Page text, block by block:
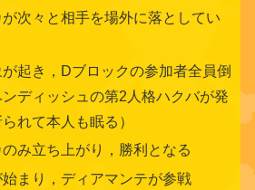
次々と相手を場外に落としてい
起き，Dブロックの参加者全員倒
ディッシュの第2人格ハクバが発
れて本人も眠る）
み立ち上がり，勝利となる
まり，ディアマンテが参戦